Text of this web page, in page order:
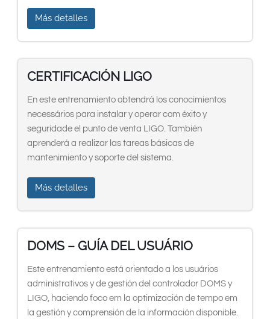
Más detalles
CERTIFICACIÓN LIGO
En este entrenamiento obtendrá los conocimientos
necessários para instalar y operar com éxito y
seguridade el punto de venta LIGO. También
aprenderá a realizar las tareas básicas de
mantenimiento y soporte del sistema.
Más detalles
DOMS – GUÍA DEL USUÁRIO
Este entrenamiento está orientado a los usuários
administrativos y de gestión del controlador DOMS y
LIGO, haciendo foco em la optimización de tempo em
la gestión y comprensión de la información disponible.